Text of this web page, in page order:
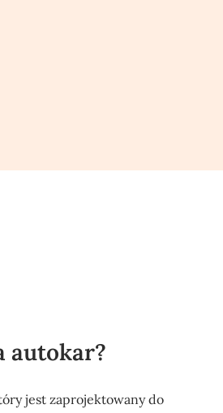
autokar?
jest zaprojektowany do